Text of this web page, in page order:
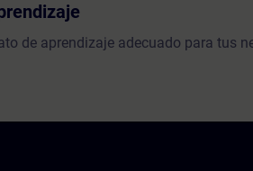
de aprendizaje adecuado para tus